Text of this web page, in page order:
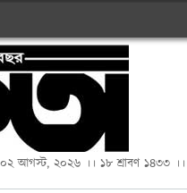
আগস্ট, ২০২৬ ।। ১৮ শ্রাবণ ১৪৩৩ ।।